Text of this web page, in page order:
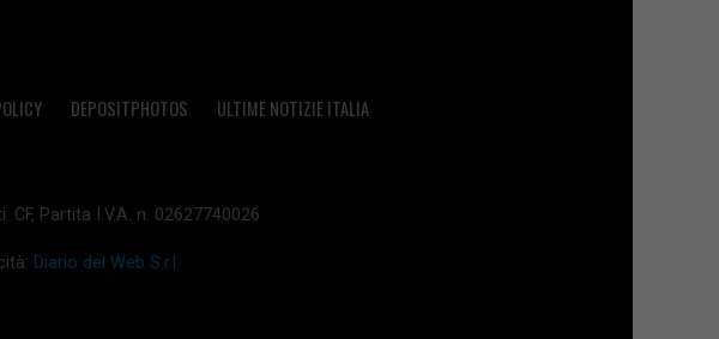
DEPOSITPHOTOS ULTIME NOTIZIE ITALIA
Partita I.V.A. n. 02627740026
Diario del Web S.r.l.